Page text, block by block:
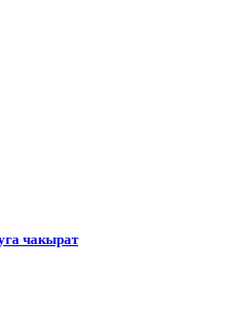
чакырат